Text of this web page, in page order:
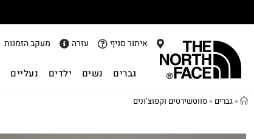
איתור סניף עזרה מעקב הזמנות
גברים נשים ילדים נעליים
»גברים »סווטשירטים וקפוצ’ונים